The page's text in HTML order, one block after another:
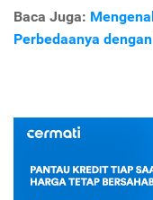
Baca Juga:
Perbedaanya